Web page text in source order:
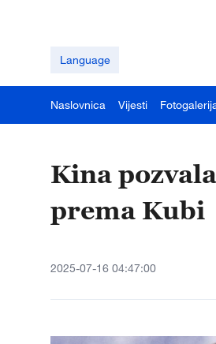
Language
Naslovnica Vijesti
Kina
prema Kubi
2025-07-16 04:47:00